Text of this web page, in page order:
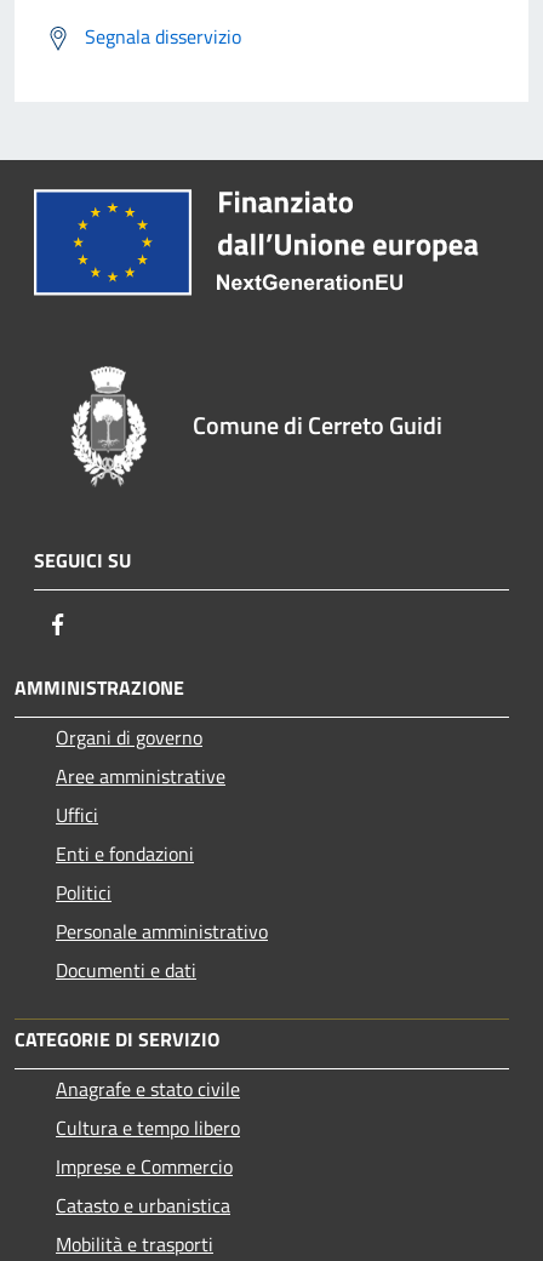
Segnala disservizio
Comune di Cerreto Guidi
SEGUICI SU
AMMINISTRAZIONE
Organi di governo
Aree amministrative
Uffici
Enti e fondazioni
Politici
Personale amministrativo
Documenti e dati
CATEGORIE DI SERVIZIO
Anagrafe e stato civile
Cultura e tempo libero
Imprese e Commercio
Catasto e urbanistica
Mobilità e trasporti